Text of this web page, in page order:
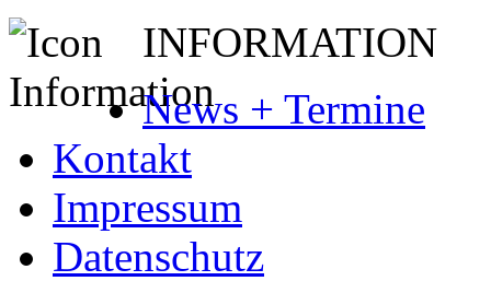
INFORMATION
News + Termine
Kontakt
Impressum
Datenschutz